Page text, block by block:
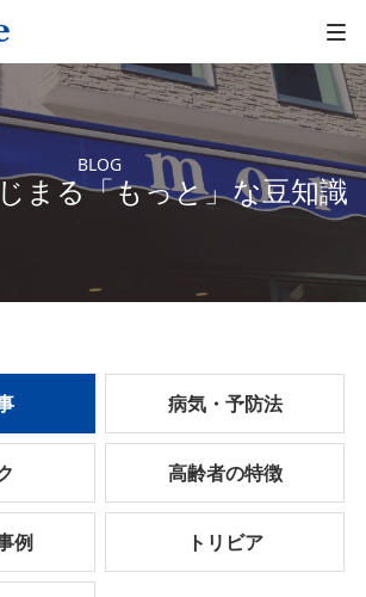
BLOG
まる「もっと」な豆知識
病気・予防法
高齢者の特徴
例 トリビア